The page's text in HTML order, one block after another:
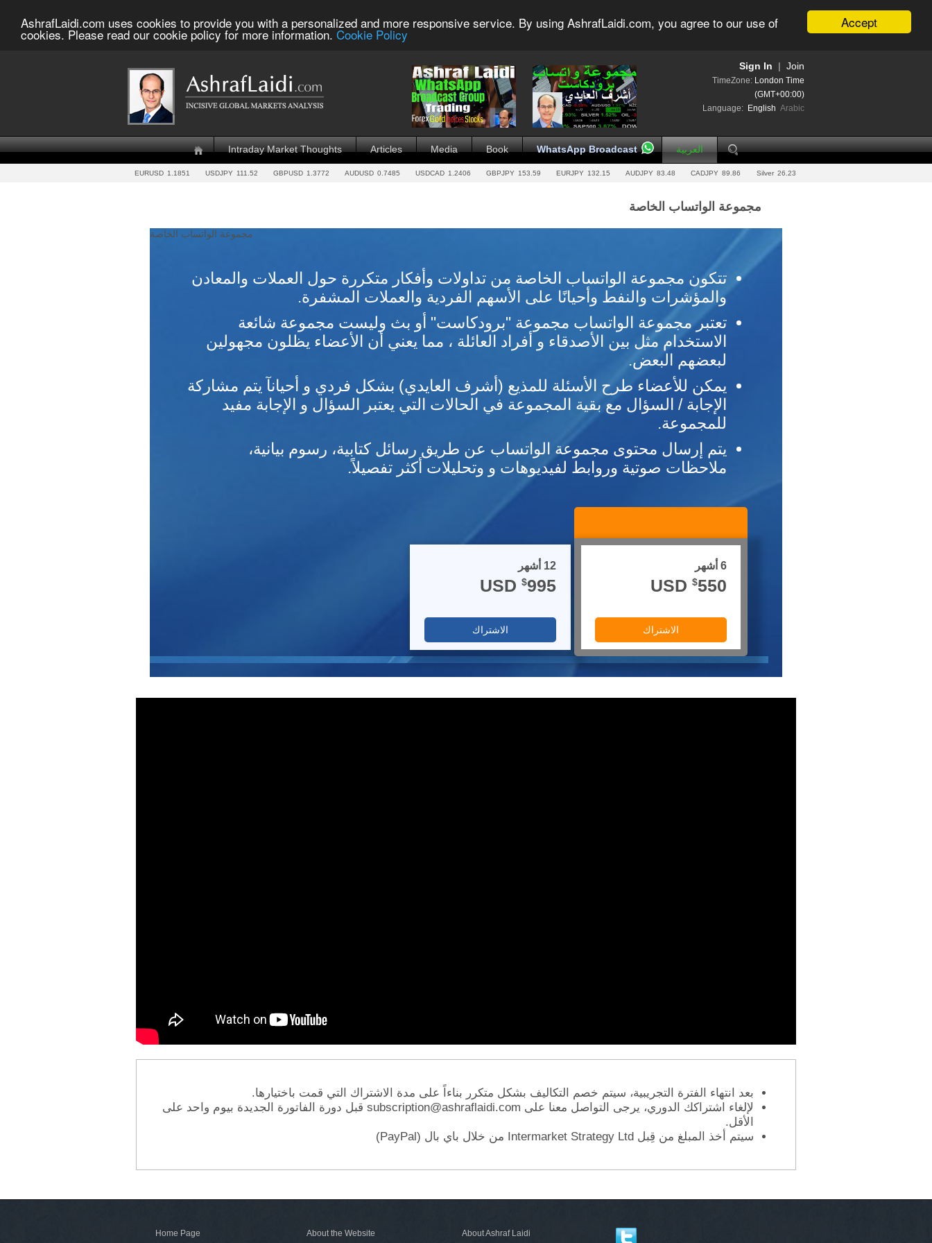
Accept
AshrafLaidi.com uses cookies to provide you with a personalized and more responsive service. By using AshrafLaidi.com, you agree to our use of
cookies. Please read our cookie policy for more information. Cookie Policy
Join
Sign In
TimeZone: London Time
(GMT+00:00)
Language: English Arabic
Intraday Market Thoughts Articles Media Book WhatsApp Broadcast العربية
EURUSD 1.1851 USDJPY 111.52 GBPUSD 1.3772 AUDUSD 0.7485 USDCAD 1.2406 GBPJPY 153.59 EURJPY 132.15 AUDJPY 83.48 CADJPY 89.86 Silver 26.23
مجموعة الواتساب الخاصة
مجموعة الواتساب الخاصة
تتكون مجموعة الواتساب الخاصة من تداولات وأفكار متكررة حول العملات والمعادن
والمؤشرات والنفط وأحيانًا على الأسهم الفردية والعملات المشفرة.
تعتبر مجموعة الواتساب مجموعة "برودكاست" أو بث وليست مجموعة شائعة
الاستخدام مثل بين الأصدقاء و أفراد العائلة ، مما يعني أن الأعضاء يظلون مجهولين
لبعضهم البعض.
يمكن للأعضاء طرح الأسئلة للمذيع (أشرف العايدي) بشكل فردي و أحيانآ يتم مشاركة
الإجابة / السؤال مع بقية المجموعة في الحالات التي يعتبر السؤال و الإجابة مفيد
للمجموعة.
يتم إرسال محتوى مجموعة الواتساب عن طريق رسائل كتابية، رسوم بيانية،
ملاحظات صوتية وروابط لفيديوهات و وتحليلات أكثر تفصيلاً.
12 أشهر
$995 USD
الاشتراك‎‎
6 أشهر
$550 USD
الاشتراك‎‎
بعد انتهاء الفترة التجريبية، سيتم خصم التكاليف بشكل متكرر بناءاً على مدة الاشتراك التي قمت باختيارها.
لإلغاء اشتراكك الدوري، يرجى التواصل معنا على subscription@ashraflaidi.com قبل دورة الفاتورة الجديدة بيوم واحد على
الأقل.
سيتم أخذ المبلغ من قِبل Intermarket Strategy Ltd من خلال باي بال (PayPal)
Home Page About the Website About Ashraf Laidi